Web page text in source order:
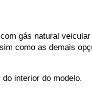
gás natural
como as demais
interior do modelo.